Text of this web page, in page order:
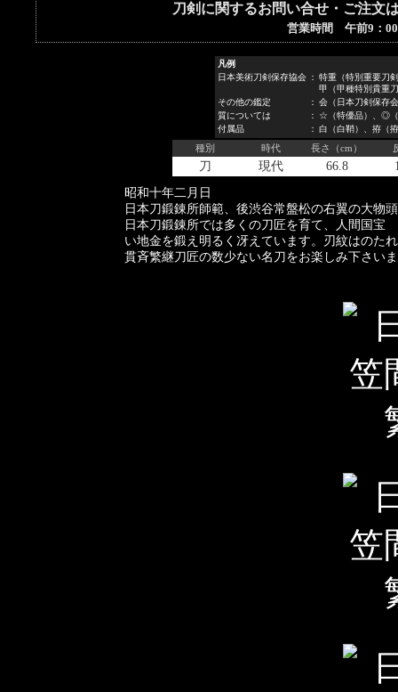
刀剣に関するお問い合せ・ご注
営業時間 午前9：
凡例
日本美術刀剣保存協会 ： 特重（特別重要刀
甲（甲種特別貴重
その他の鑑定
： 会（日本刀剣保存
質については
：
☆（特優品）、◎（
付属品
： 白（白鞘）、拵（
種別 時代 長さ（cm）
刀 現代 66.8
昭和十年二月日
日本刀鍛錬所師範、後渋谷常盤松の右翼の大物
日本刀鍛錬所では多くの刀匠を育て、人間国
い地金を鍛え明るく冴えています。刃紋はのた
貫斉繁継刀匠の数少ない名刀をお楽しみ下さい